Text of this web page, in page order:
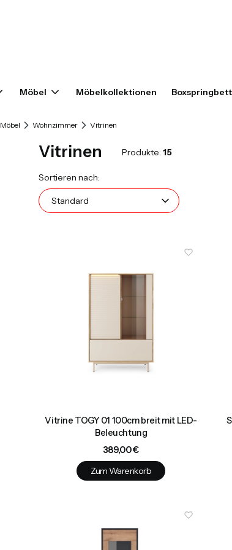
Möbel Möbelkollektionen
Möbel Wohnzimmer Vitrinen
Vitrinen Produkte: 15
Produktliste
Sortieren nach:
Standard
Vitrine TOGY 01 100cm breit mit LED-
Beleuchtung
Preis
389,00 €
Zum Warenkorb